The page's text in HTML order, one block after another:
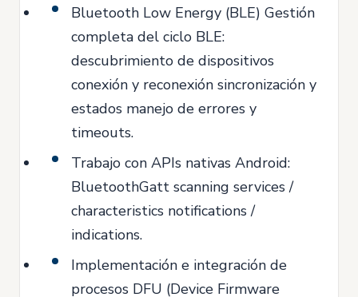
Bluetooth Low Energy (BLE) Gestión
completa del ciclo BLE:
descubrimiento de dispositivos
conexión y reconexión sincronización y
estados manejo de errores y
timeouts.
Trabajo con APIs nativas Android:
BluetoothGatt scanning services /
characteristics notifications /
indications.
Implementación e integración de
procesos DFU (Device Firmware